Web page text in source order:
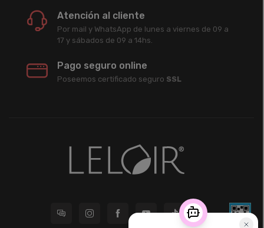
Atención al cliente
Por mail y WhatsApp de lunes a viernes de 09 a
17 y sábados de 09 a 14hs.
Pago seguro online
Poseemos certificado seguro SSL